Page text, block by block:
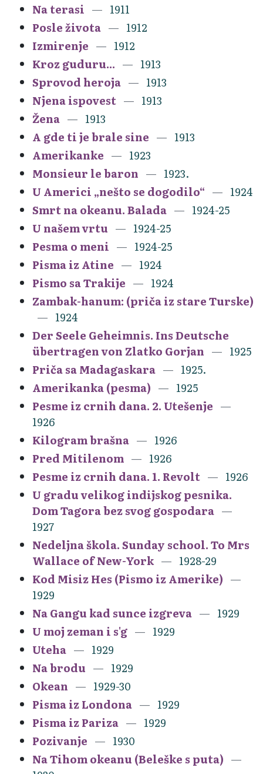
Na terasi
1911
Posle života
1912
Izmirenje
1912
Kroz guduru...
1913
Sprovod heroja
1913
Njena ispovest
1913
Žena
1913
A gde ti je brale sine
1913
Amerikanke
1923
Monsieur le baron
1923.
U Americi „nešto se dogodilo“
1924
Smrt na okeanu. Balada
1924-25
U našem vrtu
1924-25
Pesma o meni
1924-25
Pisma iz Atine
1924
Pismo sa Trakije
1924
Zambak-hanum: (priča iz stare Turske)
1924
Der Seele Geheimnis. Ins Deutsche
übertragen von Zlatko Gorjan
1925
Priča sa Madagaskara
1925.
Amerikanka (pesma)
1925
Pesme iz crnih dana. 2. Utešenje
1926
Kilogram brašna
1926
Pred Mitilenom
1926
Pesme iz crnih dana. 1. Revolt
1926
U gradu velikog indijskog pesnika.
Dom Tagora bez svog gospodara
1927
Nedeljna škola. Sunday school. To Mrs
Wallace of New-York
1928-29
Kod Misiz Hes (Pismo iz Amerike)
1929
Na Gangu kad sunce izgreva
1929
U moj zeman i s'g
1929
Uteha
1929
Na brodu
1929
Okean
1929-30
Pisma iz Londona
1929
Pisma iz Pariza
1929
Pozivanje
1930
Na Tihom okeanu (Beleške s puta)